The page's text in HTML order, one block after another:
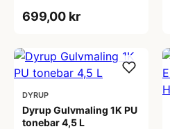
699,00 kr
DYRUP
Dyrup Gulvmaling 1K PU
tonebar 4,5 L